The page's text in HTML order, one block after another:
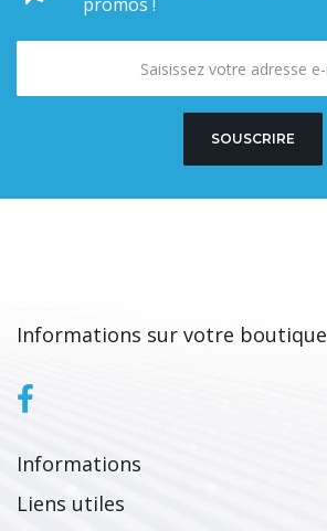
SOUSCRIRE
Informations sur votre boutique
Informations
Liens utiles